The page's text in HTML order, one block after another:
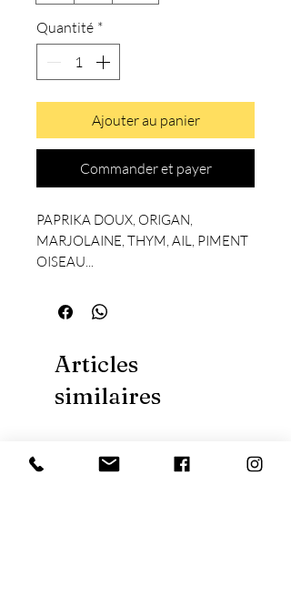
Quantité *
Ajouter au panier
Commander et payer
PAPRIKA DOUX, ORIGAN,
MARJOLAINE, THYM, AIL, PIMENT
OISEAU...
Articles
similaires
Nouveauté